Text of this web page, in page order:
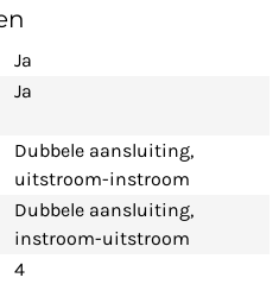
Ja
Ja
Dubbele aansluiting,
uitstroom-instroom
Dubbele aansluiting,
instroom-uitstroom
4